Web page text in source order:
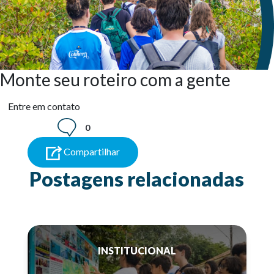
Monte seu roteiro com a gente
Entre em contato
0
Compartilhar
Postagens relacionadas
INSTITUCIONAL